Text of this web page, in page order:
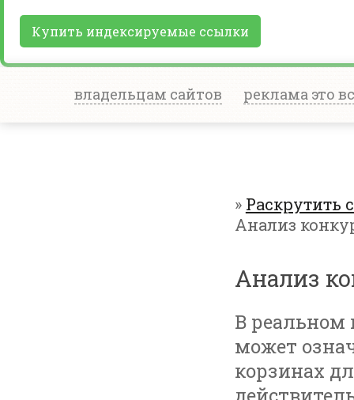
Купить индексируемые ссылки
владельцам сайтов реклама это
» Раскрутить
Анализ
Анализ
В реальном
может
корзинах